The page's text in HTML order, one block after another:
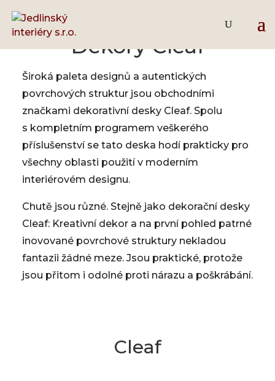
Dekory Cleaf
Široká paleta designů a autentických
povrchových struktur jsou obchodními
značkami dekorativní desky Cleaf. Spolu
s kompletním programem veškerého
příslušenství se tato deska hodí prakticky pro
všechny oblasti použití v moderním
interiérovém designu.
Chutě jsou různé. Stejně jako dekorační desky
Cleaf: Kreativní dekor a na první pohled patrné
inovované povrchové struktury nekladou
fantazii žádné meze. Jsou praktické, protože
jsou přitom i odolné proti nárazu a poškrábání.
Cleaf